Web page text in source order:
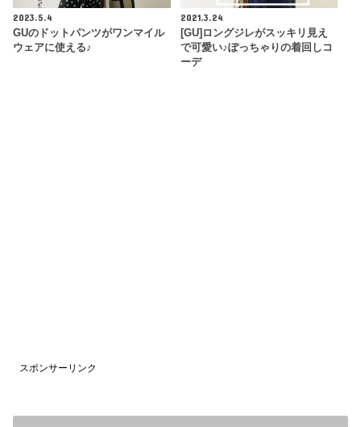
2023.5.4
GUのドットパンツがワンマイル
ウェアに使える♪
2021.3.24
[GU]ロングジレがスッキリ見え
で可愛い♪ぽっちゃりの着回しコ
ーデ
スポンサーリンク